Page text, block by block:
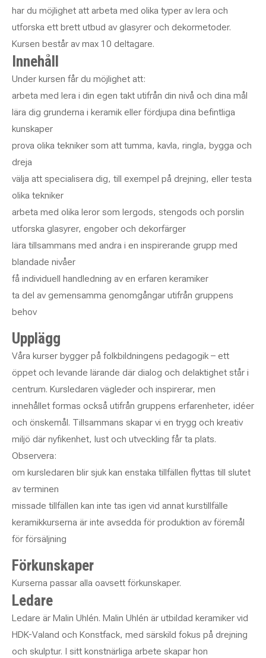
har du möjlighet att arbeta med olika typer av lera och
utforska ett brett utbud av glasyrer och dekormetoder.
Kursen består av max 10 deltagare.
Innehåll
Under kursen får du möjlighet att:
arbeta med lera i din egen takt utifrån din nivå och dina mål
lära dig grunderna i keramik eller fördjupa dina befintliga
kunskaper
prova olika tekniker som att tumma, kavla, ringla, bygga och
dreja
välja att specialisera dig, till exempel på drejning, eller testa
olika tekniker
arbeta med olika leror som lergods, stengods och porslin
utforska glasyrer, engober och dekorfärger
lära tillsammans med andra i en inspirerande grupp med
blandade nivåer
få individuell handledning av en erfaren keramiker
ta del av gemensamma genomgångar utifrån gruppens
behov
Upplägg
Våra kurser bygger på folkbildningens pedagogik – ett
öppet och levande lärande där dialog och delaktighet står i
centrum. Kursledaren vägleder och inspirerar, men
innehållet formas också utifrån gruppens erfarenheter, idéer
och önskemål. Tillsammans skapar vi en trygg och kreativ
miljö där nyfikenhet, lust och utveckling får ta plats.
Observera:
om kursledaren blir sjuk kan enstaka tillfällen flyttas till slutet
av terminen
missade tillfällen kan inte tas igen vid annat kurstillfälle
keramikkurserna är inte avsedda för produktion av föremål
för försäljning
Förkunskaper
Kurserna passar alla oavsett förkunskaper.
Ledare
Ledare är Malin Uhlén. Malin Uhlén är utbildad keramiker vid
HDK-Valand och Konstfack, med särskild fokus på drejning
och skulptur. I sitt konstnärliga arbete skapar hon